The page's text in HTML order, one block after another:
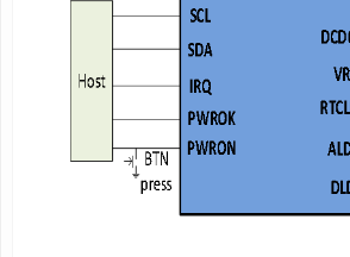
（UVP）、过流（OCP）以及过温（OTP）
AXP313A具有开关机、休眠唤醒等电源管理
化的管理价值。
AXP313A支持TWSI，让系统可以动态调节
输出与关闭、灵活配置中断管理和休眠唤醒